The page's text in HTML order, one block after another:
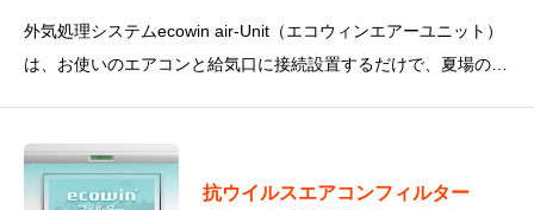
外気処理システムecowin air-Unit（エコウィンエアーユニット）
は、お使いのエアコンと給気口に接続設置するだけで、夏場の暑
抗ウイルスエアコンフィルター